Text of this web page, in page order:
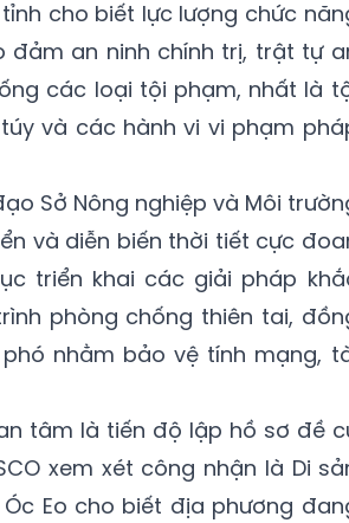
cho biết lực lượng chức
an ninh chính trị, trật tự
các loại tội phạm, nhất là
và các hành vi vi phạm
Sở Nông nghiệp và Môi
và diễn biến thời tiết cực
triển khai các giải pháp
phòng chống thiên tai,
nhằm bảo vệ tính mạng,
tâm là tiến độ lập hồ sơ đề
xem xét công nhận là Di
Eo cho biết địa phương